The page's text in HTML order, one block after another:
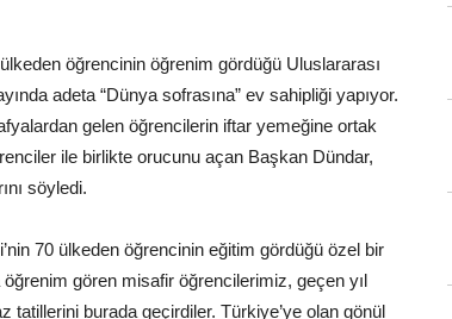
öğrencinin öğrenim gördüğü Uluslararası
adeta “Dünya sofrasına” ev sahipliği yapıyor.
gelen öğrencilerin iftar yemeğine ortak
ile birlikte orucunu açan Başkan Dündar,
söyledi.
70 ülkeden öğrencinin eğitim gördüğü özel bir
gören misafir öğrencilerimiz, geçen yıl
tatillerini burada geçirdiler. Türkiye’ye olan gönül